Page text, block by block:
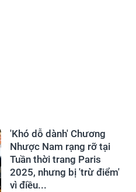
'Khó dỗ dành' Chương
Nhược Nam rạng rỡ tại
Tuần thời trang Paris
2025, nhưng bị 'trừ điểm'
vì điều...